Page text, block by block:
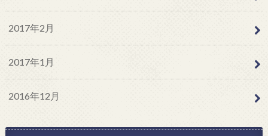
2017年2月
2017年1月
2016年12月